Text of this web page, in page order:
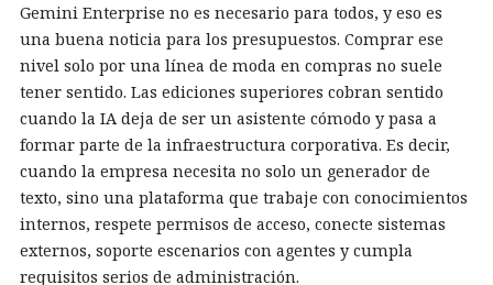
Gemini Enterprise no es necesario para todos, y eso es
una buena noticia para los presupuestos. Comprar ese
nivel solo por una línea de moda en compras no suele
tener sentido. Las ediciones superiores cobran sentido
cuando la IA deja de ser un asistente cómodo y pasa a
formar parte de la infraestructura corporativa. Es decir,
cuando la empresa necesita no solo un generador de
texto, sino una plataforma que trabaje con conocimientos
internos, respete permisos de acceso, conecte sistemas
externos, soporte escenarios con agentes y cumpla
requisitos serios de administración.